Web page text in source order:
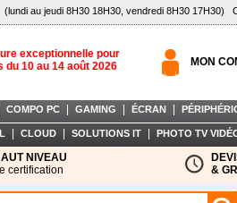
(lundi au jeudi 8H30 18H30, vendredi 8H30 17H30)
exceptionnelle pour
du 10 au 14 août 2026
MON
COMPO PC GAMING ÉCRAN
CLOUD SOLUTIONS IT PHOTO TV
NIVEAU
certification
&